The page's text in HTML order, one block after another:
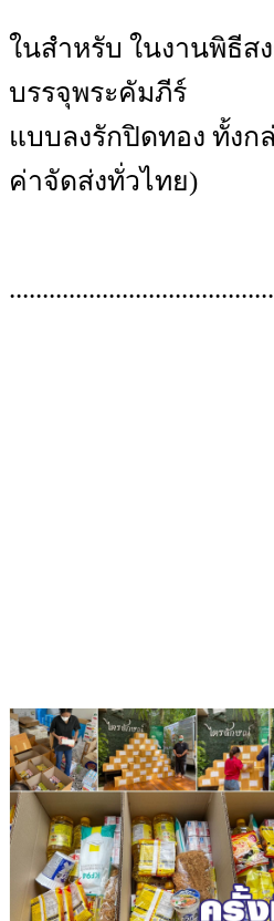
ในสำหรับ ในงานพิธีส
บรรจุพระคัมภีร์
แบบลงรักปิดทอง ทั้งก
ค่าจัดส่งทั่วไทย)